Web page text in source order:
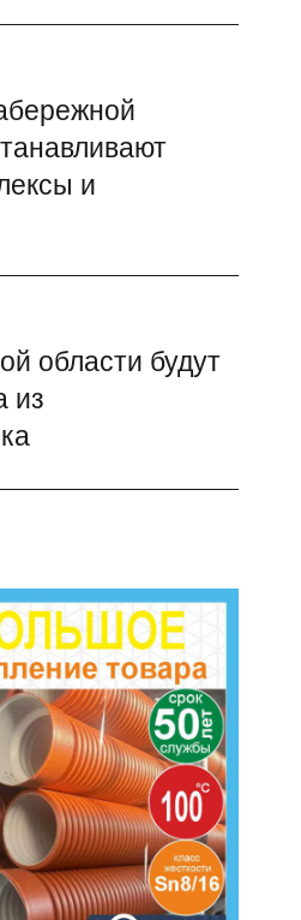
и
области будут
из